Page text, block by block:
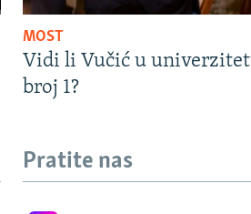
MOST
Vidi li Vučić u
broj 1?
Pratite nas